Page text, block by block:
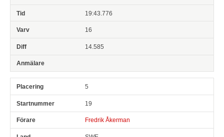
19:43.776
16
14.585
5
19
Fredrik Åkerman